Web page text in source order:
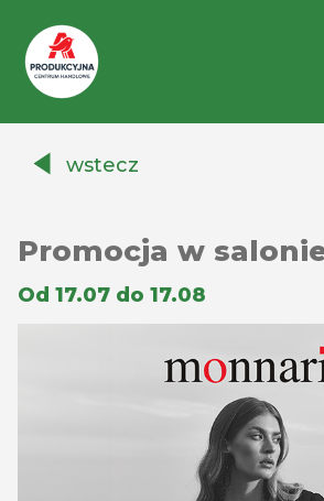
Auchanwstecz
Promocja w
Od 17.07 do 17.08